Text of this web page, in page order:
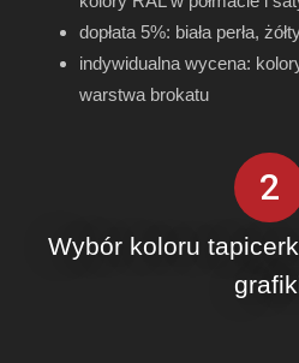
dopłata 5%: biała perła,
indywidualna wycena:
warstwa brokatu
2
Wybór koloru